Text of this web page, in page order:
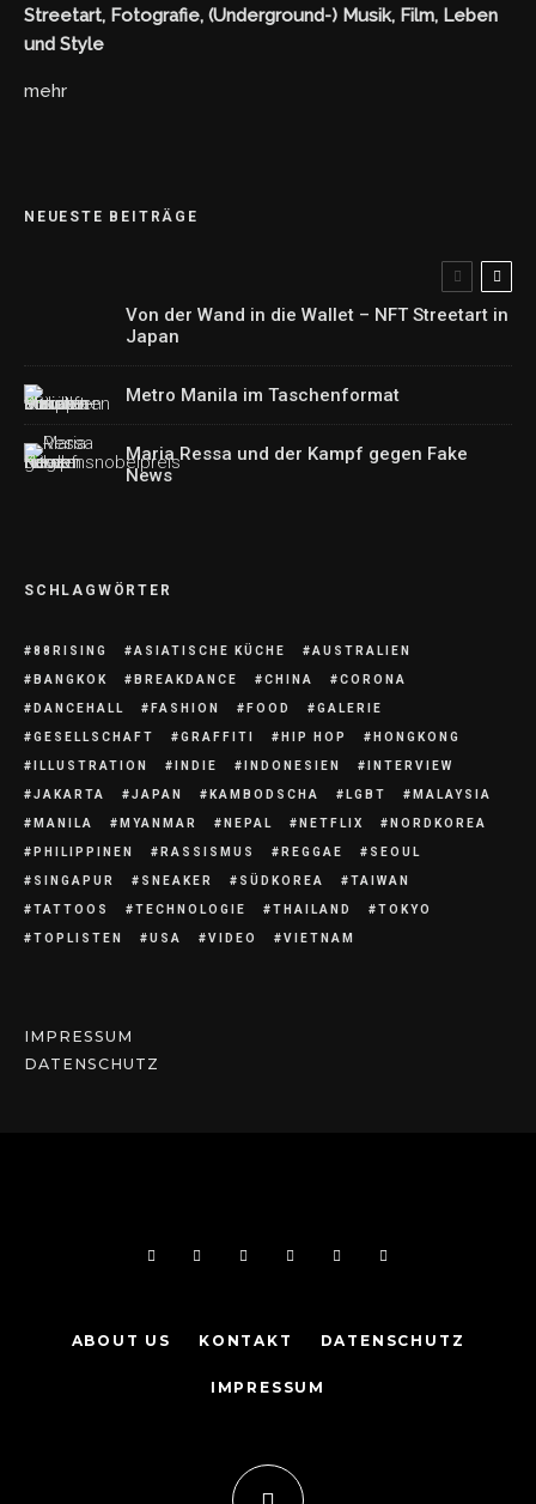
Streetart, Fotografie, (Underground-) Musik, Film, Leben
und Style
mehr
NEUESTE BEITRÄGE
Von der Wand in die Wallet – NFT Streetart in
Japan
Metro Manila im Taschenformat
Maria Ressa und der Kampf gegen Fake
News
SCHLAGWÖRTER
88RISING ASIATISCHE KÜCHE AUSTRALIEN
BANGKOK BREAKDANCE CHINA CORONA
DANCEHALL FASHION FOOD GALERIE
GESELLSCHAFT GRAFFITI HIP HOP HONGKONG
ILLUSTRATION INDIE INDONESIEN INTERVIEW
JAKARTA JAPAN KAMBODSCHA LGBT MALAYSIA
MANILA MYANMAR NEPAL NETFLIX NORDKOREA
PHILIPPINEN RASSISMUS REGGAE SEOUL
SINGAPUR SNEAKER SÜDKOREA TAIWAN
TATTOOS TECHNOLOGIE THAILAND TOKYO
TOPLISTEN USA VIDEO VIETNAM
IMPRESSUM
DATENSCHUTZ
ABOUT US KONTAKT DATENSCHUTZ
IMPRESSUM